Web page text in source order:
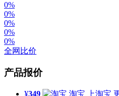
0%
0%
0%
0%
0%
全网比价
产品报价
¥349 淘宝 上淘宝